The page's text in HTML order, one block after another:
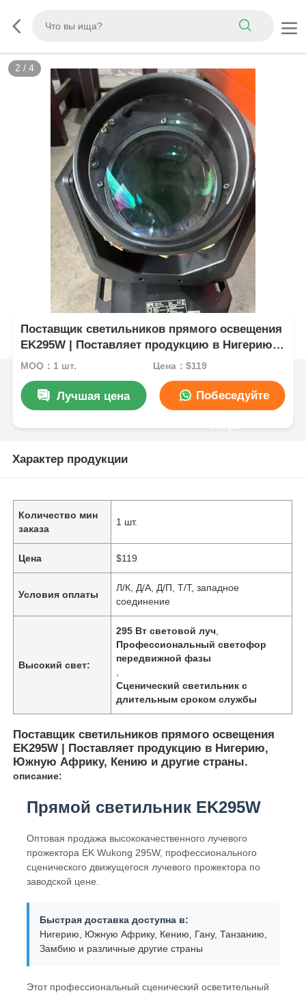
2 / 4
Поставщик светильников прямого освещения
EK295W | Поставляет продукцию в Нигерию,
Южную Африку, Кению и другие страны.
MOQ：1 шт. Цена：$119
Лучшая цена Побеседуйте
Характер продукции
Количество мин
заказа
1 шт.
Цена $119
Условия оплаты
Л/К, Д/А, Д/П, Т/Т, западное
соединение
Высокий свет:
295 Вт световой луч
Профессиональный светофор
передвижной фазы
Сценический светильник с
длительным сроком службы
Поставщик светильников прямого освещения
EK295W | Поставляет продукцию в Нигерию,
Южную Африку, Кению и другие страны.
описание:
Прямой светильник EK295W
Оптовая продажа высококачественного лучевого
прожектора EK Wukong 295W, профессионального
сценического движущегося лучевого прожектора по
заводской цене.
Быстрая доставка доступна в:
Нигерию, Южную Африку, Кению, Гану, Танзанию,
Замбию и различные другие страны
Этот профессиональный сценический осветительный